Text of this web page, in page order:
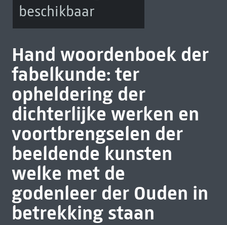
beschikbaar
Hand woordenboek der
fabelkunde: ter
opheldering der
dichterlijke werken en
voortbrengselen der
beeldende kunsten
welke met de
godenleer der Ouden in
betrekking staan